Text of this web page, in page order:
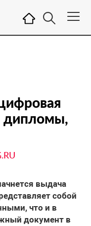
дипломы,
выдача
собой
что и в
документ в